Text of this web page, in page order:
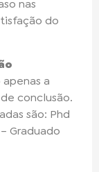
nas
do
a
conclusão.
são: Phd
Graduado